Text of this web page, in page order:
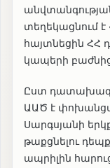
տեղեկացնում է
հայտնեցին ՀՀ
կապերի
Ըստ
ԱԱԾ է
Սարգսյանի
թաքցնելու
ապրիլին